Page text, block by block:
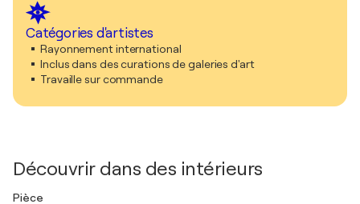
Catégories d'artistes
Rayonnement international
Inclus dans des curations de galeries d'art
Travaille sur commande
Découvrir dans des intérieurs
Pièce